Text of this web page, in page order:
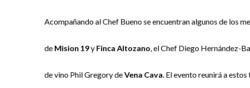
Acompañando al Chef Bueno se encuentran algunos de los
de Mision 19y Finca Altozano, el Chef Diego Hernández-
de vino Phil Gregory deVena Cava. El evento reunirá a